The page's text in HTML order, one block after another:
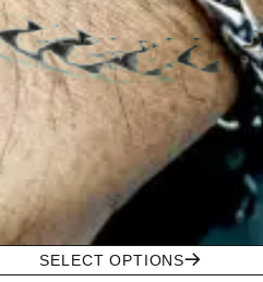
SELECT OPTIONS